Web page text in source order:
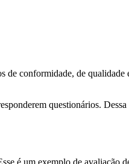
de conformidade, de qualidade
questionários.
é um exemplo de avaliação